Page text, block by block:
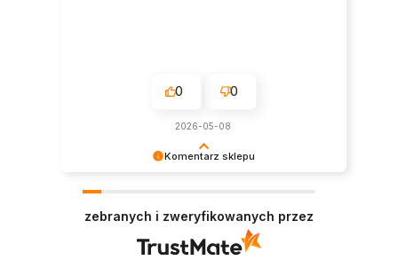
Komentarz sklepu
Doceniamy czas i wysiłek włożony w podzielenie
się z nami Twoimi doświadczeniami. Do
0 0
2026-05-08
zebranych i zweryfikowanych przez